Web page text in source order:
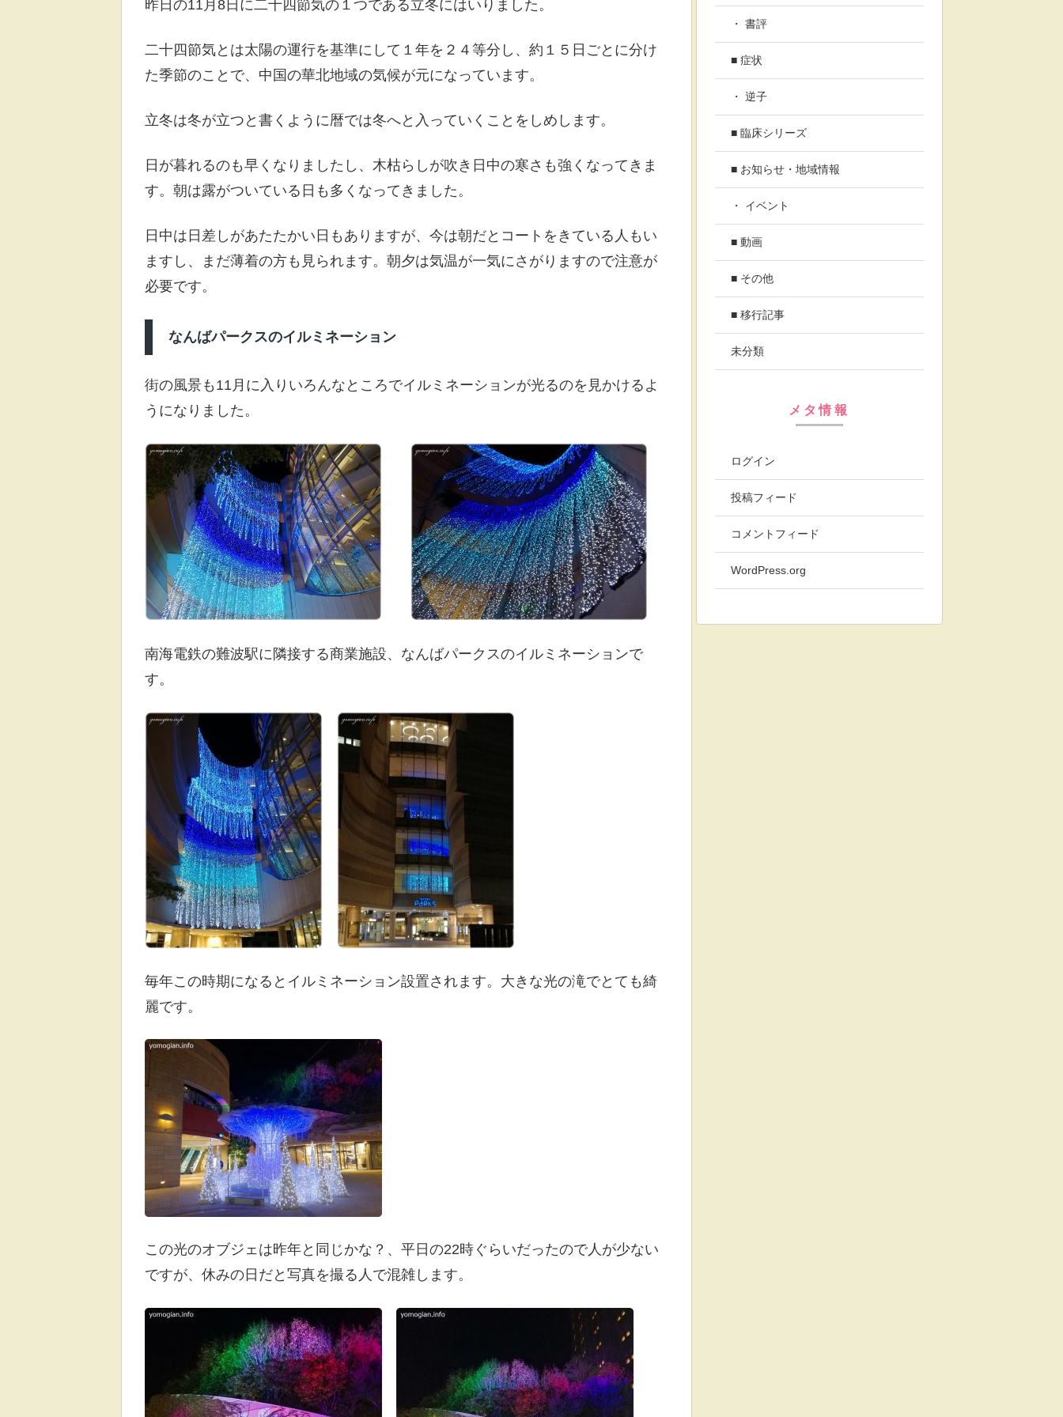
昨日の11月8日に二十四節気の１つである立冬にはいりました。
二十四節気とは太陽の運行を基準にして１年を２４等分し、約１５日ごとに分け
た季節のことで、中国の華北地域の気候が元になっています。
立冬は冬が立つと書くように暦では冬へと入っていくことをしめします。
日が暮れるのも早くなりましたし、木枯らしが吹き日中の寒さも強くなってきま
す。朝は露がついている日も多くなってきました。
日中は日差しがあたたかい日もありますが、今は朝だとコートをきている人もい
ますし、まだ薄着の方も見られます。朝夕は気温が一気にさがりますので注意が
必要です。
なんばパークスのイルミネーション
街の風景も11月に入りいろんなところでイルミネーションが光るのを見かけるよ
うになりました。
南海電鉄の難波駅に隣接する商業施設、なんばパークスのイルミネーションで
す。
毎年この時期になるとイルミネーション設置されます。大きな光の滝でとても綺
麗です。
この光のオブジェは昨年と同じかな？、平日の22時ぐらいだったので人が少ない
ですが、休みの日だと写真を撮る人で混雑します。
・ 書評
■ 症状
・ 逆子
■ 臨床シリーズ
■ お知らせ・地域情報
・ イベント
■ 動画
■ その他
■ 移行記事
未分類
メタ情報
ログイン
投稿フィード
コメントフィード
WordPress.org